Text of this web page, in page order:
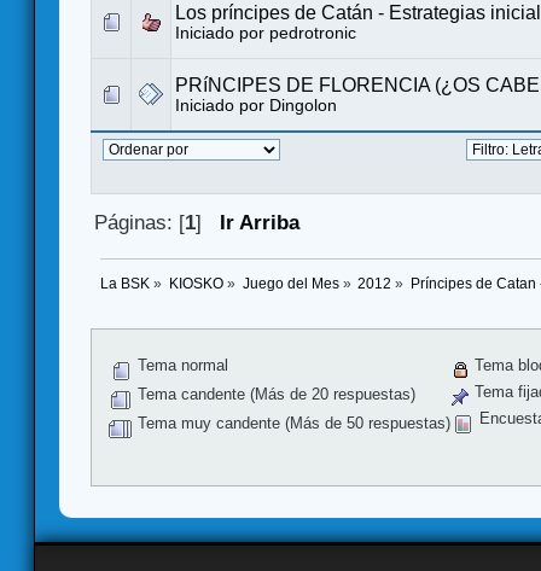
Los príncipes de Catán - Estrategias
Iniciado por pedrotronic
PRíNCIPES DE FLORENCIA (¿OS
Iniciado por Dingolon
Páginas: [1] Ir Arriba
La BSK » KIOSKO» Juego del Mes» 2012 » Príncipes de Catan
Tema normal
Tema candente (Más de 20 respuestas)
Tema muy candente (Más de 50 respuestas)
Tema
Tema